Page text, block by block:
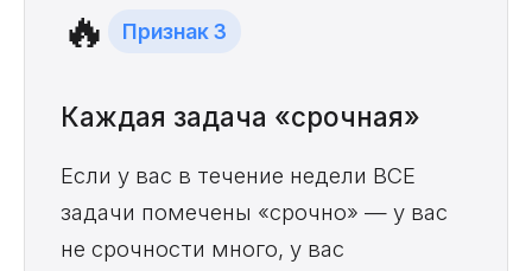
🔥 Признак 3
Каждая задача «срочная»
Если у вас в течение недели ВСЕ
задачи помечены «срочно» — у вас
не срочности много, у вас